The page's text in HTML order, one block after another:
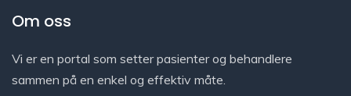
Om oss
Vi er en portal som setter pasienter og behandlere
sammen på en enkel og effektiv måte.